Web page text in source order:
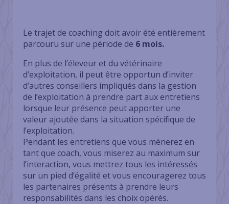
Le trajet de coaching doit avoir été entièrement
parcouru sur une période de 6 mois.
En plus de l’éleveur et du vétérinaire
d’exploitation, il peut être opportun d’inviter
d’autres conseillers impliqués dans la gestion
de l’exploitation à prendre part aux entretiens
lorsque leur présence peut apporter une
valeur ajoutée dans la situation spécifique de
l’exploitation.
Pendant les entretiens que vous mènerez en
tant que coach, vous miserez au maximum sur
l’interaction, vous mettrez tous les intéressés
sur un pied d’égalité et vous encouragerez tous
les partenaires présents à prendre leurs
responsabilités dans les choix opérés.